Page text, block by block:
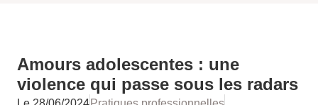
Amours adolescentes : une
violence qui passe sous les radars